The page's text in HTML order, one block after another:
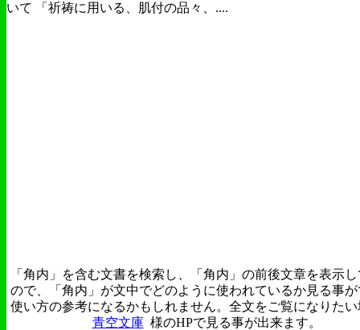
いて 「祈祷に用いる、肌付の品々、....
「角内」を含む文書を検索し、「角内」の前後文章を表示
ので、「角内」が文中でどのように使われているか見る事
使い方の参考になるかもしれません。全文をご覧になりた
青空文庫 様のHPで見る事が出来ます。